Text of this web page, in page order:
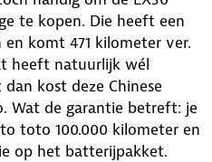
te kopen. Die heeft een
komt 471 kilometer ver.
heeft natuurlijk wél
kost deze Chinese
Wat de garantie betreft: je
toto 100.000 kilometer en
op het batterijpakket.